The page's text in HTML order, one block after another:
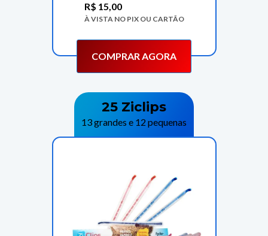
R$ 15,00
À VISTA NO PIX OU CARTÃO
COMPRAR AGORA
25 Ziclips
13 grandes e 12 pequenas